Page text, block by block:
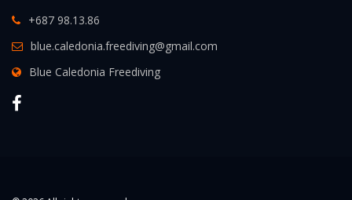
+687 98.13.86
blue.caledonia.freediving@gmail.com
Blue Caledonia Freediving